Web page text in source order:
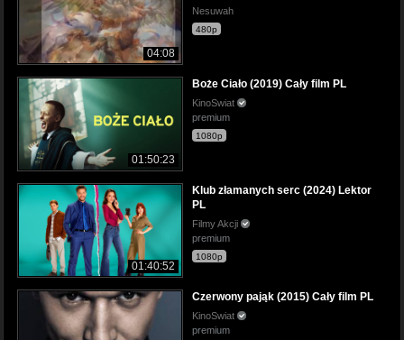
04:08
Nesuwah
480p
01:50:23
Boże Ciało (2019) Cały film PL
KinoSwiat
premium
1080p
01:40:52
Klub złamanych serc (2024) Lektor
PL
Filmy Akcji
premium
1080p
Czerwony pająk (2015) Cały film PL
KinoSwiat
premium